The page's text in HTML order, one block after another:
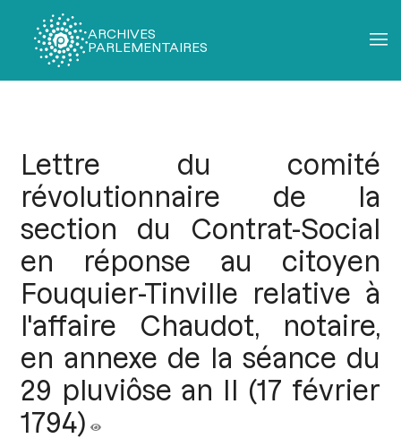
ARCHIVES
PARLEMENTAIRES
Lettre du comité
révolutionnaire de la
section du Contrat-Social
en réponse au citoyen
Fouquier-Tinville relative à
l'affaire Chaudot, notaire,
en annexe de la séance du
29 pluviôse an II (17 février
1794)